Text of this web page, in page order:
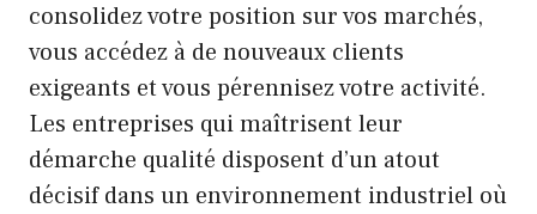
consolidez votre position sur vos marchés,
vous accédez à de nouveaux clients
exigeants et vous pérennisez votre activité.
Les entreprises qui maîtrisent leur
démarche qualité disposent d’un atout
décisif dans un environnement industriel où